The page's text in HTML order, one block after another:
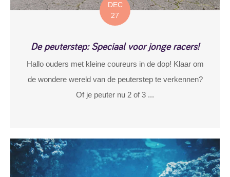
DEC
27
De peuterstep: Speciaal voor jonge racers!
Hallo ouders met kleine coureurs in de dop! Klaar om
de wondere wereld van de peuterstep te verkennen?
Of je peuter nu 2 of 3 ...